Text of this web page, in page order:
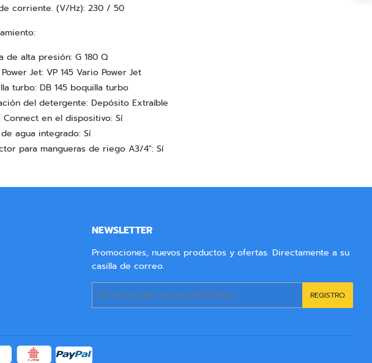
corriente. (V/Hz): 230 / 50
de alta presión: G 180 Q
Jet: VP 145 Vario Power Jet
turbo: DB 145 boquilla turbo
del detergente: Depósito Extraíble
Connect en el dispositivo: Sí
agua integrado: Sí
para mangueras de riego A3/4": Sí
NEWSLETTER
Promociones, nuevos productos y ofertas. Directamente a su
casilla de correo.
Correo
REGISTRO